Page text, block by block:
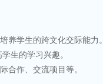
养学生的跨文化交际能力。
生的学习兴趣。
合作、交流项目等。